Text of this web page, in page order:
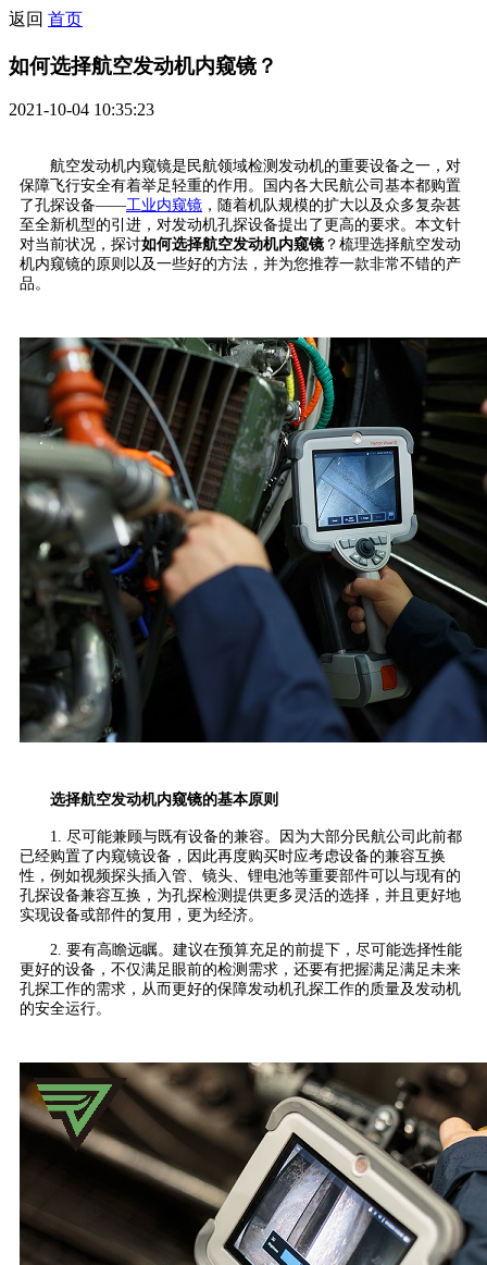
返回 首页
如何选择航空发动机内窥镜？
2021-10-04 10:35:23
航空发动机内窥镜是民航领域检测发动机的重要设备之一，对
保障飞行安全有着举足轻重的作用。国内各大民航公司基本都购置
了孔探设备——工业内窥镜 ，随着机队规模的扩大以及众多复杂甚
至全新机型的引进，对发动机孔探设备提出了更高的要求。本文针
对当前状况，探讨如何选择航空发动机内窥镜 ？梳理选择航空发动
机内窥镜的原则以及一些好的方法，并为您推荐一款非常不错的产
品。
选择航空发动机内窥镜的基本原则
1. 尽可能兼顾与既有设备的兼容。因为大部分民航公司此前都
已经购置了内窥镜设备，因此再度购买时应考虑设备的兼容互换
性，例如视频探头插入管、镜头、锂电池等重要部件可以与现有的
孔探设备兼容互换，为孔探检测提供更多灵活的选择，并且更好地
实现设备或部件的复用，更为经济。
2. 要有高瞻远瞩。建议在预算充足的前提下，尽可能选择性能
更好的设备，不仅满足眼前的检测需求，还要有把握满足满足未来
孔探工作的需求，从而更好的保障发动机孔探工作的质量及发动机
的安全运行。